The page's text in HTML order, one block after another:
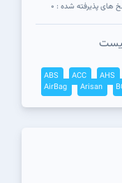
ABS ACC AHS
AirBag
Arisan